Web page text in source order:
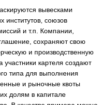
вывесками
институтов, союзов
и т.п. Компании,
сохраняют свою
и производственную
участники картеля создают
типа для выполнения
и рыночные квоты
долям в капитале